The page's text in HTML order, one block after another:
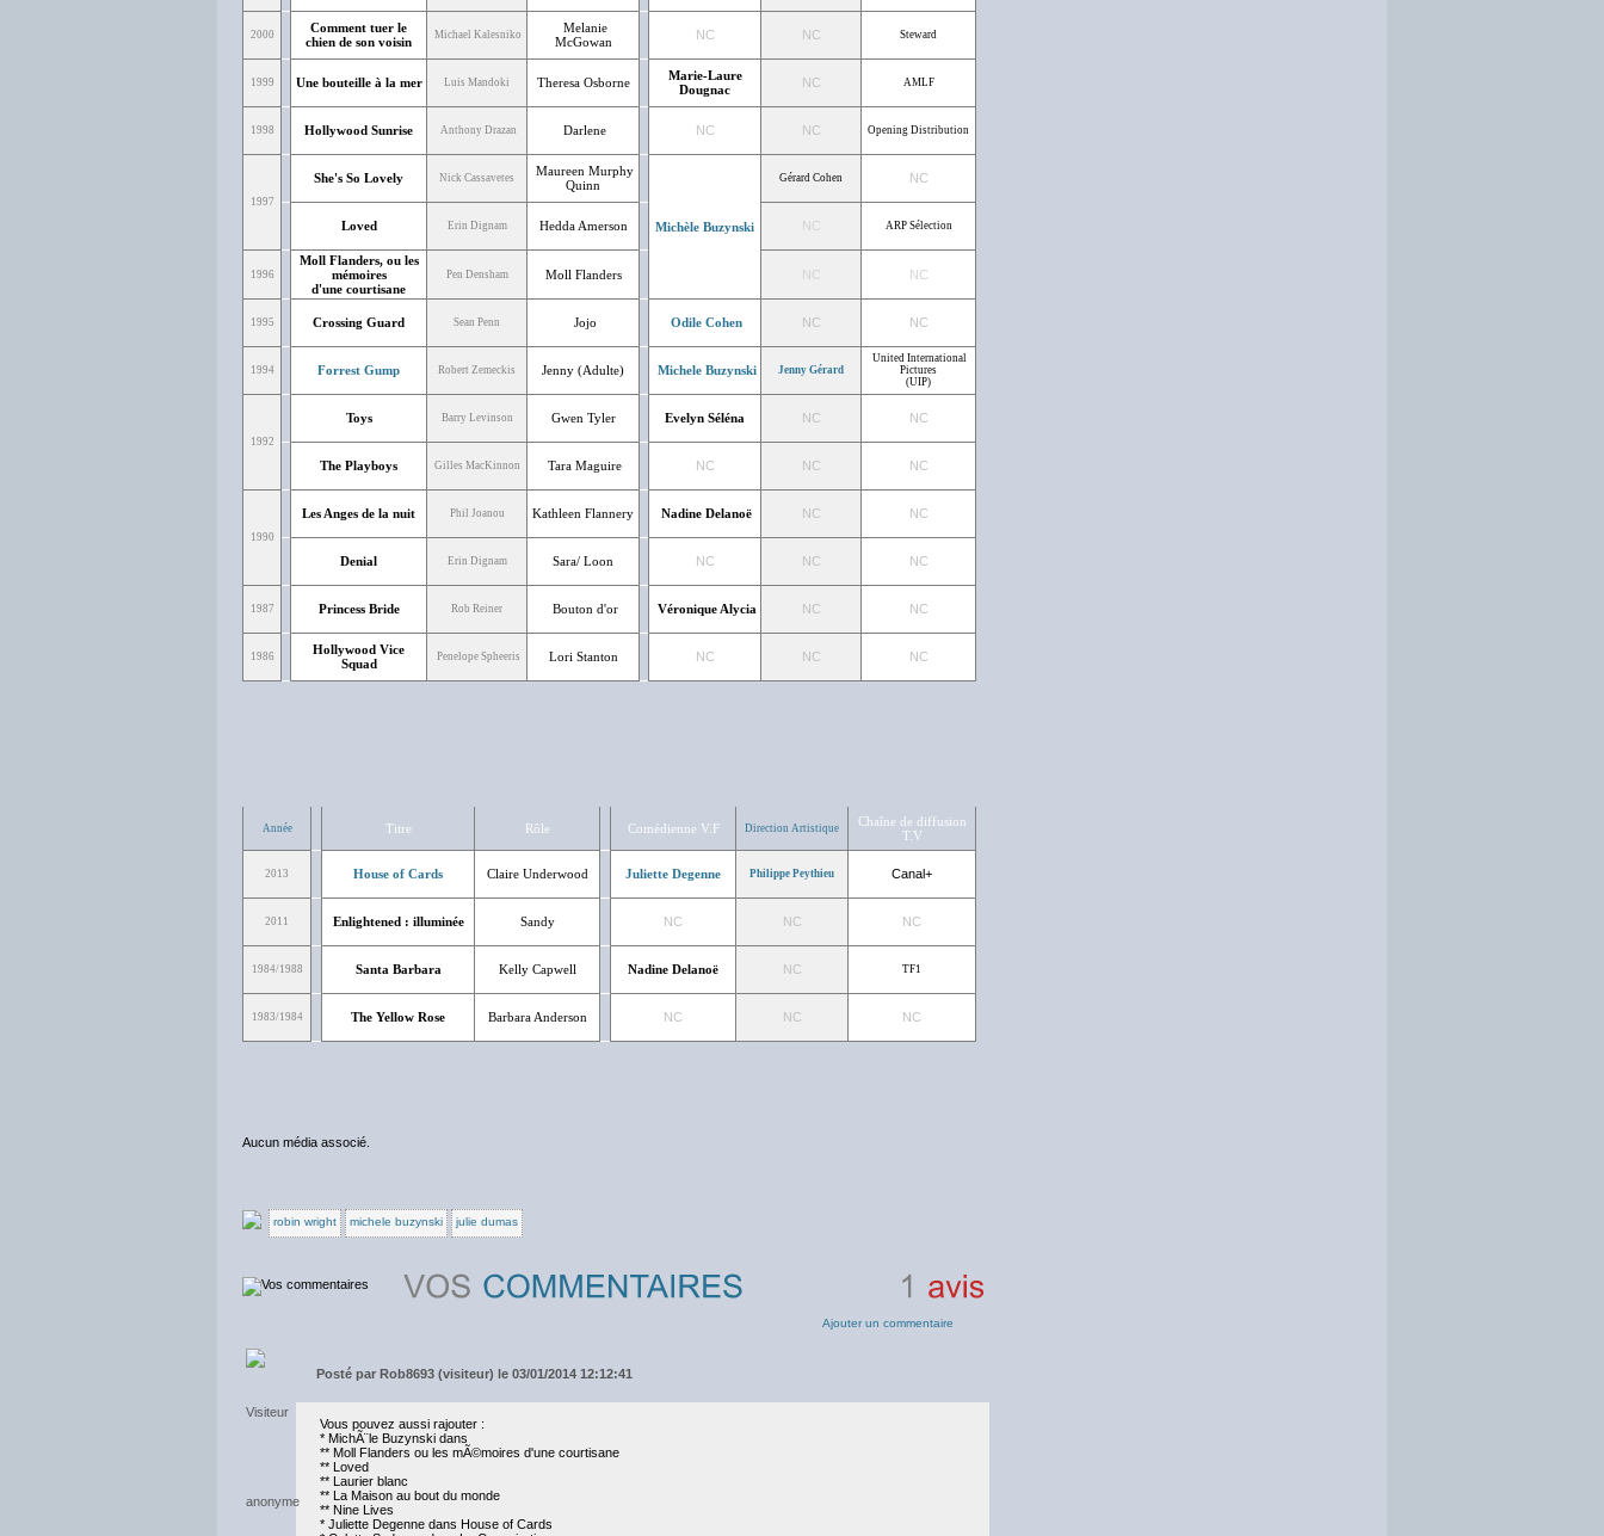
2000
Comment tuer le
chien de son voisin
Michael Kalesniko
Melanie
McGowan
NC NC Steward
1999 Une bouteille à la mer Luis Mandoki Theresa Osborne
Marie-Laure
Dougnac
NC AMLF
1998 Hollywood Sunrise Anthony Drazan Darlene NC NC Opening Distribution
1997
She's So Lovely Nick Cassavetes
Maureen Murphy
Quinn
Michèle Buzynski
Gérard Cohen NC
Loved Erin Dignam Hedda Amerson NC ARP Sélection
1996
Moll Flanders, ou les
mémoires
d'une courtisane
Pen Densham Moll Flanders NC NC
1995 Crossing Guard Sean Penn Jojo Odile Cohen NC NC
1994 Forrest Gump Robert Zemeckis Jenny (Adulte) Michele Buzynski Jenny Gérard
United International
Pictures
(UIP)
1992
Toys Barry Levinson Gwen Tyler Evelyn Séléna NC NC
The Playboys Gilles MacKinnon Tara Maguire NC NC NC
1990
Les Anges de la nuit Phil Joanou Kathleen Flannery Nadine Delanoë NC NC
Denial Erin Dignam Sara/ Loon NC NC NC
1987 Princess Bride Rob Reiner Bouton d'or Véronique Alycia NC NC
1986
Hollywood Vice
Squad
Penelope Spheeris Lori Stanton NC NC NC
Année Titre Rôle Comédienne V.F Direction Artistique
Chaîne de diffusion
T.V
2013 House of Cards Claire Underwood Juliette Degenne Philippe Peythieu Canal+
2011 Enlightened : illuminée Sandy NC NC NC
1984/1988 Santa Barbara Kelly Capwell Nadine Delanoë NC TF1
1983/1984 The Yellow Rose Barbara Anderson NC NC NC
Aucun média associé.
robin wright michele buzynski julie dumas
Ajouter un commentaire
Posté par Rob8693 (visiteur) le 03/01/2014 12:12:41
Vous pouvez aussi rajouter :
* MichÃ¨le Buzynski dans
** Moll Flanders ou les mÃ©moires d'une courtisane
** Loved
** Laurier blanc
** La Maison au bout du monde
** Nine Lives
* Juliette Degenne dans House of Cards